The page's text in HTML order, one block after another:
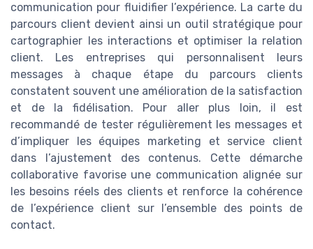
communication pour fluidifier l’expérience. La carte du
parcours client devient ainsi un outil stratégique pour
cartographier les interactions et optimiser la relation
client. Les entreprises qui personnalisent leurs
messages à chaque étape du parcours clients
constatent souvent une amélioration de la satisfaction
et de la fidélisation. Pour aller plus loin, il est
recommandé de tester régulièrement les messages et
d’impliquer les équipes marketing et service client
dans l’ajustement des contenus. Cette démarche
collaborative favorise une communication alignée sur
les besoins réels des clients et renforce la cohérence
de l’expérience client sur l’ensemble des points de
contact.